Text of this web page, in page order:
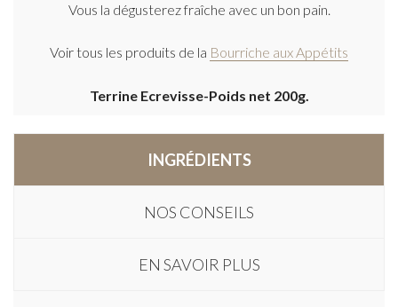
Vous la dégusterez fraîche avec un bon pain.
Voir tous les produits de la Bourriche aux Appétits
Terrine Ecrevisse-Poids net 200g.
INGRÉDIENTS
NOS CONSEILS
EN SAVOIR PLUS